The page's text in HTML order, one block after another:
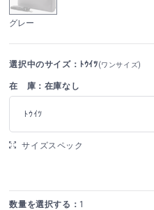
グレー
選択中のサイズ：ﾄｳｲﾂ(ワンサイズ)
在 庫：在庫なし
ﾄｳｲﾂ
サイズスペック
数量を選択する： 1